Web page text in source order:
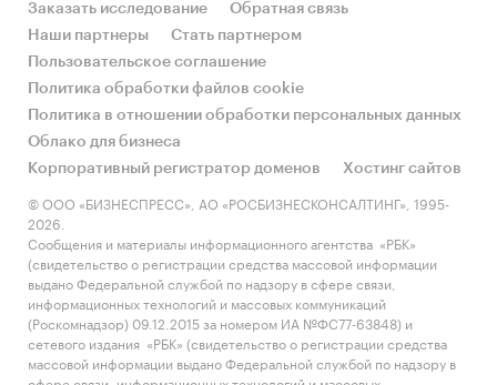
динамикой других регионов?
• Какое место регион занимает в России и в
своем федеральном округе по объему продаж
и по продажам на душу населения?
• К какому сегменту можно отнести рынок по
размеру и темпом роста (малый/крупный, с
опережающей динамикой/с отстающей
динамикой) в стратегической перспективе и в
текущей ситуации? Меняются ли позиции
региона с течением времени?
• Насколько рынок насыщен и какой у региона
потенциал роста, если сравнить его с
регионами со схожими доходами, со схожей
Заказать исследование
Обратная связь
Наши партнеры
Стать партнером
Пользовательское соглашение
Политика обработки файлов cookie
Политика в отношении обработки персональных данных
Облако для бизнеса
Корпоративный регистратор доменов
Хостинг сайтов
© ООО «БИЗНЕСПРЕСС», АО «РОСБИЗНЕСКОНСАЛТИНГ», 1995-
2026.
Сообщения и материалы информационного агентства «РБК»
(свидетельство о регистрации средства массовой информации
выдано Федеральной службой по надзору в сфере связи,
информационных технологий и массовых коммуникаций
(Роскомнадзор) 09.12.2015 за номером ИА №ФС77-63848) и
сетевого издания «РБК» (свидетельство о регистрации средства
массовой информации выдано Федеральной службой по надзору в